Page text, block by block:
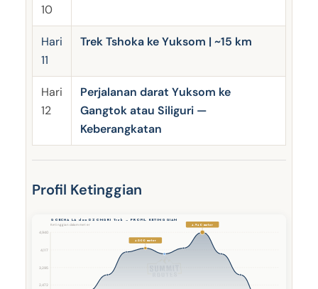
10
Hari
11
Trek Tshoka ke Yuksom | ~15 km
Hari
12
Perjalanan darat Yuksom ke
Gangtok atau Siliguri —
Keberangkatan
Profil Ketinggian
GOECHA LA dan DZONGRI Trek — PROFIL KETINGGIAN
Ketinggian dalam meter
2,472
3,295
4,117
4,940
4.200 meter
4.940 meter